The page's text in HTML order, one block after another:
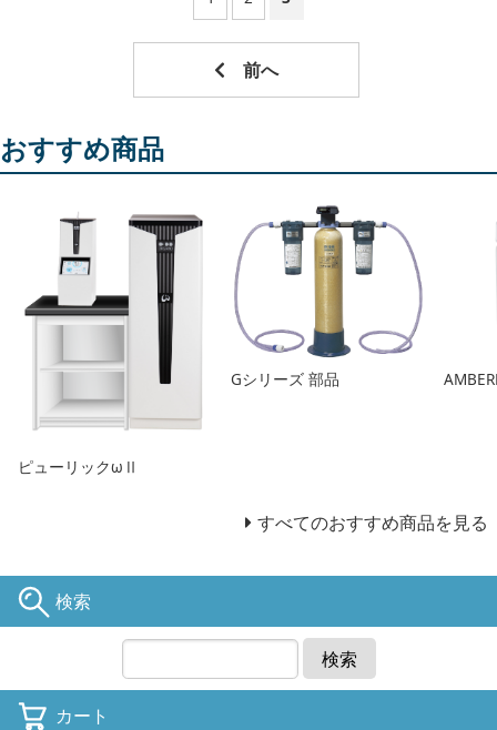
おすすめ商品
ピューリックωⅡ
Gシリーズ 部品
すべてのおすすめ商品を見る
検索
検索
カート